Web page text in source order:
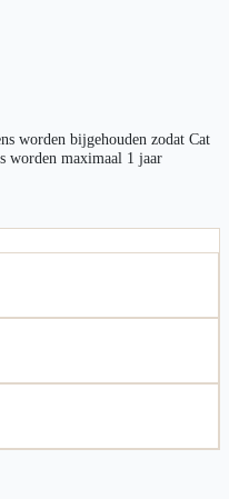
worden bijgehouden zodat Cat
worden maximaal 1 jaar